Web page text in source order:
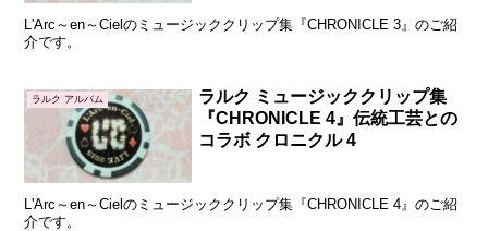
L'Arc～en～Cielのミュージッククリップ集『CHRONICLE 3』のご紹
介です。
ラルク アルバム
ラルク ミュージッククリップ集
『CHRONICLE 4』伝統工芸との
コラボ クロニクル 4
L'Arc～en～Cielのミュージッククリップ集『CHRONICLE 4』のご紹
介です。